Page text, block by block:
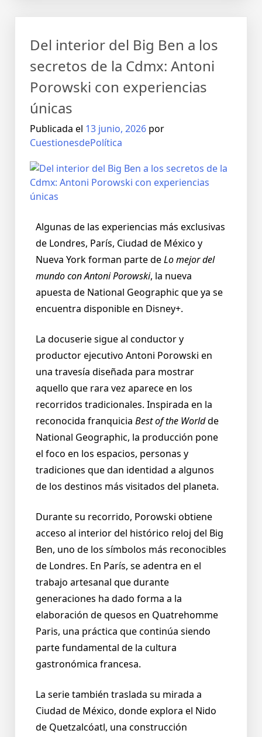
Del interior del Big Ben a los
secretos de la Cdmx: Antoni
Porowski con experiencias
únicas
Publicada el 13 junio, 2026 por
CuestionesdePolítica
Algunas de las experiencias más exclusivas
de Londres, París, Ciudad de México y
Nueva York forman parte deLo mejor del
mundo con Antoni Porowski, la nueva
apuesta de National Geographic que ya se
encuentra disponible en Disney+.
La docuserie sigue al conductor y
productor ejecutivo Antoni Porowski en
una travesía diseñada para mostrar
aquello que rara vez aparece en los
recorridos tradicionales. Inspirada en la
reconocida franquicia Best of the Worldde
National Geographic, la producción pone
el foco en los espacios, personas y
tradiciones que dan identidad a algunos
de los destinos más visitados del planeta.
Durante su recorrido, Porowski obtiene
acceso al interior del histórico reloj del Big
Ben, uno de los símbolos más reconocibles
de Londres. En París, se adentra en el
trabajo artesanal que durante
generaciones ha dado forma a la
elaboración de quesos en Quatrehomme
Paris, una práctica que continúa siendo
parte fundamental de la cultura
gastronómica francesa.
La serie también traslada su mirada a
Ciudad de México, donde explora el Nido
de Quetzalcóatl, una construcción